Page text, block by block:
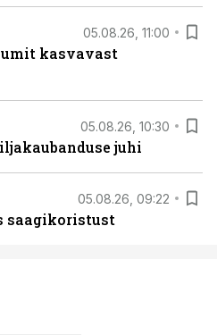
05.08.26, 11:00
kasvavast
05.08.26, 10:30
juhi
05.08.26, 09:22
saagikoristust